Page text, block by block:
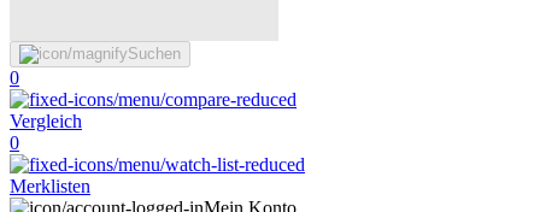
Suchen
0
Vergleich
0
Merklisten
Mein Konto